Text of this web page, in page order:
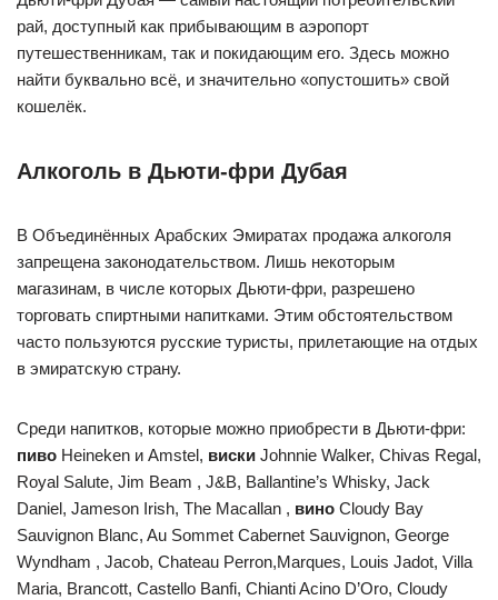
рай, доступный как прибывающим в аэропорт
путешественникам, так и покидающим его. Здесь можно
найти буквально всё, и значительно «опустошить» свой
кошелёк.
Алкоголь в Дьюти-фри Дубая
В Объединённых Арабских Эмиратах продажа алкоголя
запрещена законодательством. Лишь некоторым
магазинам, в числе которых Дьюти-фри, разрешено
торговать спиртными напитками. Этим обстоятельством
часто пользуются русские туристы, прилетающие на отдых
в эмиратскую страну.
Среди напитков, которые можно приобрести в Дьюти-фри:
пиво Heineken и Amstel, виски Johnnie Walker, Chivas Regal,
Royal Salute, Jim Beam , J&B, Ballantine’s Whisky, Jack
Daniel, Jameson Irish, The Macallan , вино Cloudy Bay
Sauvignon Blanc, Au Sommet Cabernet Sauvignon, George
Wyndham , Jacob, Chateau Perron,Marques, Louis Jadot, Villa
Maria, Brancott, Castello Banfi, Chianti Acino D’Oro, Cloudy